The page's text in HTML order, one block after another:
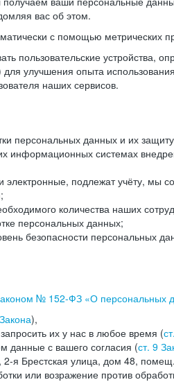
вас об этом.
с помощью
устройства,
улучшения опыта
наших сервисов.
персональных данных и их
информационных системах
подлежат учёту, мы
количества наших
персональных данных;
безопасности персональных
№ 152-ФЗ «О персональных
),
их у нас в любое время (
данные с вашего согласия (ст. 9
2-я Брестская улица, дом 48,
или возражение против